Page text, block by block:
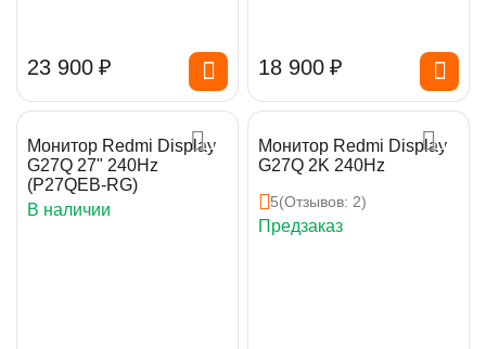
23 900 ₽ 18 900 ₽
Монитор Redmi Display
G27Q 27" 240Hz
(P27QEB-RG)
В наличии
Монитор Redmi Display
G27Q 2K 240Hz
5(Отзывов: 2)
Предзаказ